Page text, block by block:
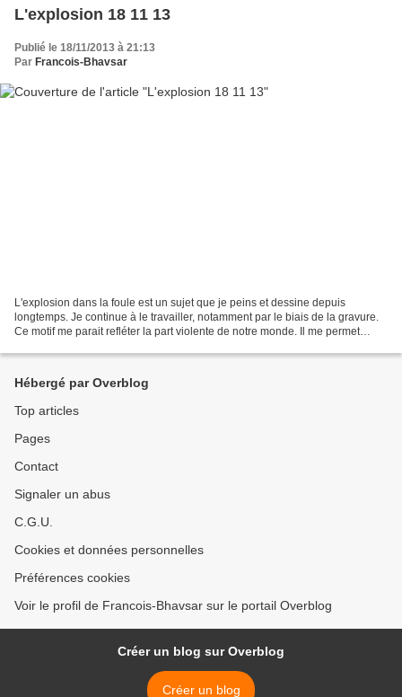
L'explosion 18 11 13
Publié le 18/11/2013 à 21:13
Par Francois-Bhavsar
L'explosion dans la foule est un sujet que je peins et dessine depuis
longtemps. Je continue à le travailler, notamment par le biais de la gravure.
Ce motif me parait refléter la part violente de notre monde. Il me permet
Hébergé par Overblog
Top articles
Pages
Contact
Signaler un abus
C.G.U.
Cookies et données personnelles
Préférences cookies
Voir le profil de Francois-Bhavsar sur le portail Overblog
Créer un blog sur Overblog
Créer un blog